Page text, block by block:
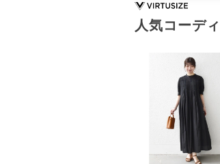
人気コーデ